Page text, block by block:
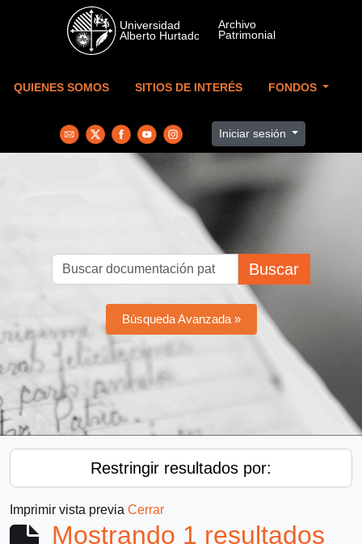
Skip to main content
QUIENES SOMOS SITIOS DE INTERÉS FONDOS
Iniciar sesión
Buscar
Búsqueda Avanzada »
Restringir resultados por:
Imprimir vista previa Cerrar
Mostrando 1 resultados